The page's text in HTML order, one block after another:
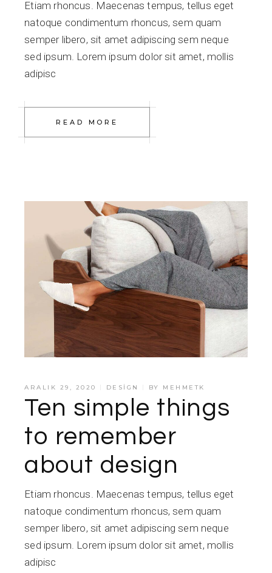
Etiam rhoncus. Maecenas tempus, tellus eget
natoque condimentum rhoncus, sem quam
semper libero, sit amet adipiscing sem neque
sed ipsum. Lorem ipsum dolor sit amet, mollis
adipisc
READ MORE
ARALIK 29, 2020 DESIGN BY MEHMETK
Ten simple things
to remember
about design
Etiam rhoncus. Maecenas tempus, tellus eget
natoque condimentum rhoncus, sem quam
semper libero, sit amet adipiscing sem neque
sed ipsum. Lorem ipsum dolor sit amet, mollis
adipisc